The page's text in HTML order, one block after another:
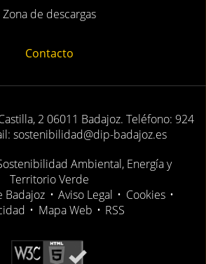
Zona de descargas
Contacto
2 06011 Badajoz. Teléfono: 924
sostenibilidad@dip-badajoz.es
Ambiental, Energía y
Territorio Verde
Badajoz • Aviso Legal • Cookies •
• Mapa Web • RSS